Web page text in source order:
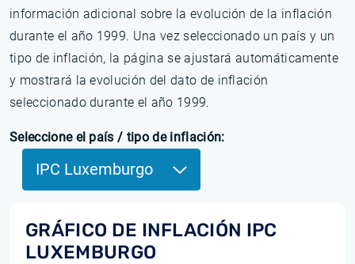
información adicional sobre la evolución de la inflación
durante el año 1999. Una vez seleccionado un país y un
tipo de inflación, la página se ajustará automáticamente
y mostrará la evolución del dato de inflación
seleccionado durante el año 1999.
Seleccione el país / tipo de inflación:
IPC Luxemburgo
GRÁFICO DE INFLACIÓN IPC
LUXEMBURGO